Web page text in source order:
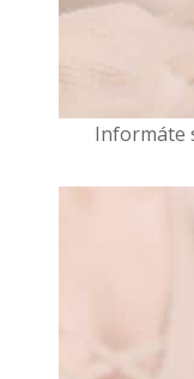
Informáte